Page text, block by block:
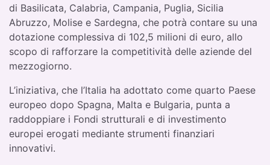
di Basilicata, Calabria, Campania, Puglia, Sicilia
Abruzzo, Molise e Sardegna, che potrà contare su una
dotazione complessiva di 102,5 milioni di euro, allo
scopo di rafforzare la competitività delle aziende del
mezzogiorno.
L’iniziativa, che l’Italia ha adottato come quarto Paese
europeo dopo Spagna, Malta e Bulgaria, punta a
raddoppiare i Fondi strutturali e di investimento
europei erogati mediante strumenti finanziari
innovativi.